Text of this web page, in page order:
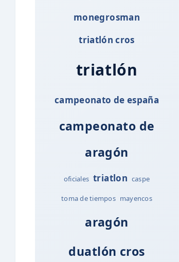
monegrosman
triatlón cros
triatlón
campeonato de españa
campeonato de
aragón
oficiales triatlon caspe
toma de tiempos mayencos
aragón
duatlón cros